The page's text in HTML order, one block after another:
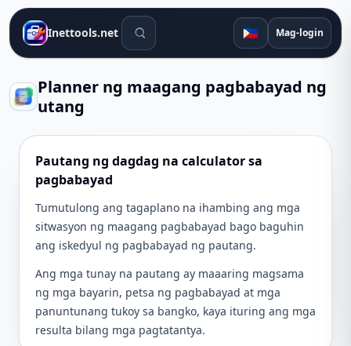
Inettools.net Mga tool sa paghahanap
🇵🇭 Mag-login
Planner ng maagang pagbabayad ng
utang
Pautang ng dagdag na calculator sa
pagbabayad
Tumutulong ang tagaplano na ihambing ang mga
sitwasyon ng maagang pagbabayad bago baguhin
ang iskedyul ng pagbabayad ng pautang.
Ang mga tunay na pautang ay maaaring magsama
ng mga bayarin, petsa ng pagbabayad at mga
panuntunang tukoy sa bangko, kaya ituring ang mga
resulta bilang mga pagtatantya.